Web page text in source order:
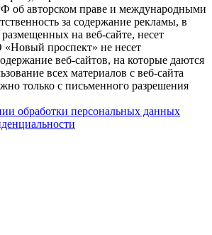
об авторском праве и международными
за содержание рекламы, в
на веб-сайте, несет
проспект» не несет
веб-сайтов, на которые даются
всех материалов с веб-сайта
только с письменного разрешения
обработки персональных данных